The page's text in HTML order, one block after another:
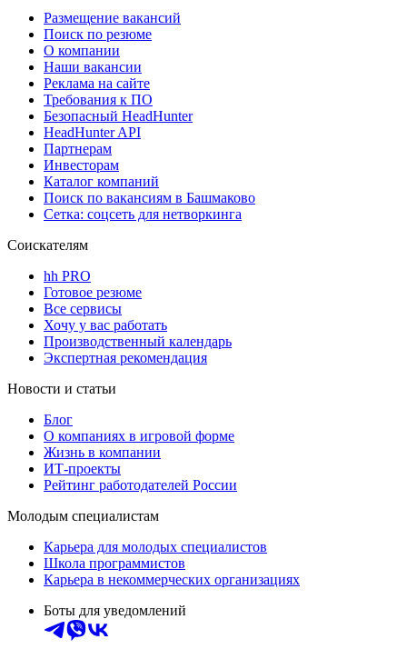
Размещение вакансий
Поиск по резюме
О компании
Наши вакансии
Реклама на сайте
Требования к ПО
Безопасный HeadHunter
HeadHunter API
Партнерам
Инвесторам
Каталог компаний
Поиск по вакансиям в Башмаково
Сетка: соцсеть для нетворкинга
Соискателям
hh PRO
Готовое резюме
Все сервисы
Хочу у вас работать
Производственный календарь
Экспертная рекомендация
Новости и статьи
Блог
О компаниях в игровой форме
Жизнь в компании
ИТ-проекты
Рейтинг работодателей России
Молодым специалистам
Карьера для молодых специалистов
Школа программистов
Карьера в некоммерческих организациях
Боты для уведомлений